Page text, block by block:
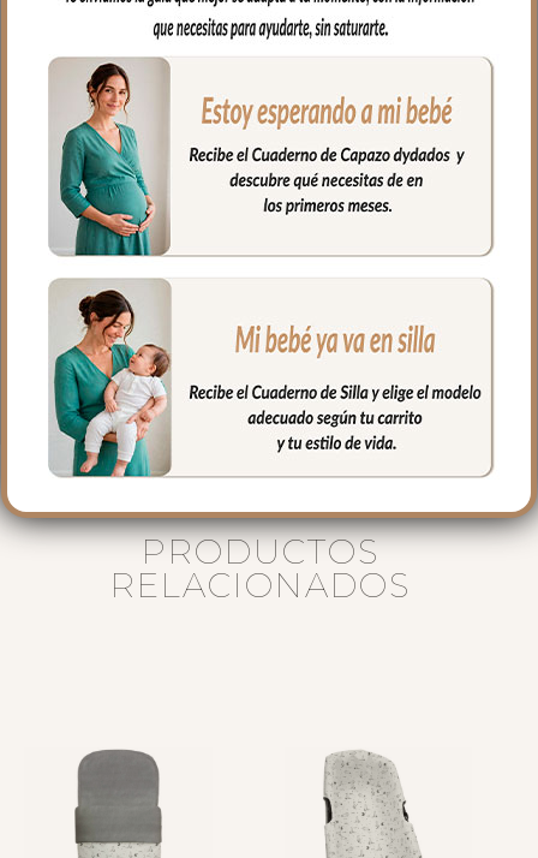
Cierre con cremallera de doble carro al
tono del estampado.
Puedes llevar todas las cositas de tu bebé
bien organizadas y sujetas en el interior y
además cuenta con un bolsillo interior
con cremallera.
Ideal para llevar de la mano con sus asas
cortas o llevar al hombro con el asa largo.
Medidas Maleta:
56 cms Ancho
40 cms Ancho
16 cms de lomo
PRODUCTOS
RELACIONADOS